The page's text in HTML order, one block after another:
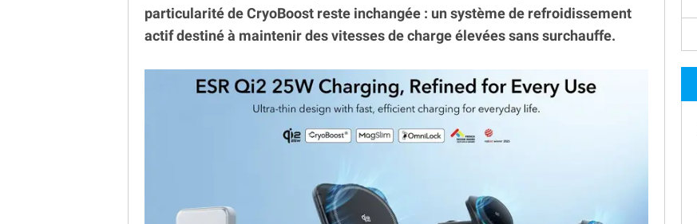
particularité de CryoBoost reste inchangée : un système de refroidissement
actif destiné à maintenir des vitesses de charge élevées sans surchauffe.